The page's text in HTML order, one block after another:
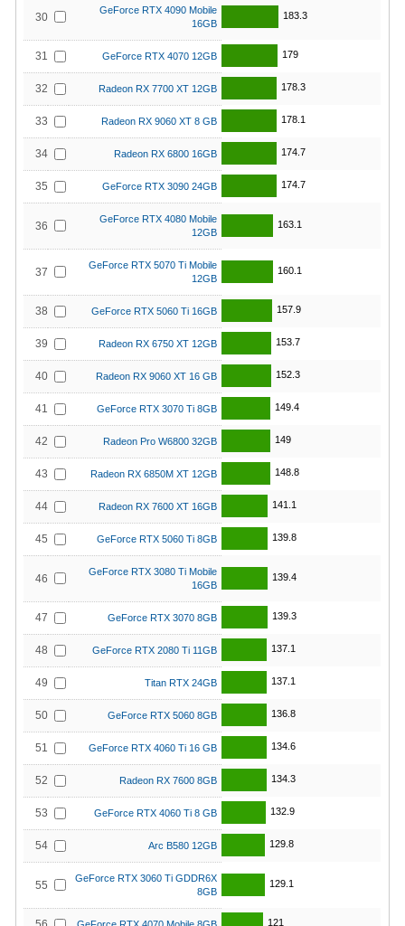
30
GeForce RTX 4090 Mobile
16GB
183.3
31 GeForce RTX 4070 12GB 179
32 Radeon RX 7700 XT 12GB 178.3
33 Radeon RX 9060 XT 8 GB 178.1
34 Radeon RX 6800 16GB 174.7
35 GeForce RTX 3090 24GB 174.7
36
GeForce RTX 4080 Mobile
12GB
163.1
37
GeForce RTX 5070 Ti Mobile
12GB
160.1
38 GeForce RTX 5060 Ti 16GB 157.9
39 Radeon RX 6750 XT 12GB 153.7
40 Radeon RX 9060 XT 16 GB 152.3
41 GeForce RTX 3070 Ti 8GB 149.4
42 Radeon Pro W6800 32GB 149
43 Radeon RX 6850M XT 12GB 148.8
44 Radeon RX 7600 XT 16GB 141.1
45 GeForce RTX 5060 Ti 8GB 139.8
46
GeForce RTX 3080 Ti Mobile
16GB
139.4
47 GeForce RTX 3070 8GB 139.3
48 GeForce RTX 2080 Ti 11GB 137.1
49 Titan RTX 24GB 137.1
50 GeForce RTX 5060 8GB 136.8
51 GeForce RTX 4060 Ti 16 GB 134.6
52 Radeon RX 7600 8GB 134.3
53 GeForce RTX 4060 Ti 8 GB 132.9
54 Arc B580 12GB 129.8
55
GeForce RTX 3060 Ti GDDR6X
8GB
129.1
121